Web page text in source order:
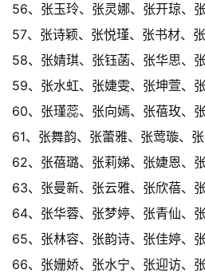
56、张玉玲、张灵娜、张开琼、
57、张诗颖、张悦瑾、张书材、
58、张婧琪、张钰菡、张华思、
59、张水虹、张婕雯、张坤萱、
60、张瑾蕊、张向嫣、张蓓玫、
61、张舞韵、张蕾雅、张莺璇、
62、张蓓璐、张莉娣、张婕恩、
63、张曼新、张云雅、张欣蓓、
64、张华蓉、张梦婷、张青仙、
65、张林容、张韵诗、张佳婷、
66、张姗娇、张水宁、张迎访、